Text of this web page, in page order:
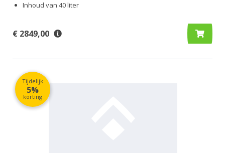
Inhoud van 40 liter
€ 2849,00
Tijdelijk
5%
korting